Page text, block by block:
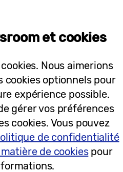
pontificiale adopte
et cookies
Nous aimerions
cookies optionnels pour
expérience possible.
gérer vos préférences
cookies. Vous pouvez
de confidentialité
de cookiespour